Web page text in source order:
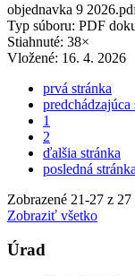
objednavka 9
Typ súboru: PDF
Stiahnuté: 38×
Vložené: 16. 4. 2026
prvá stránka
predchádzajúca
1
2
ďalšia stránka
posledná stránka
Zobrazené 21-27 z 27
Zobraziť všetko
Úrad